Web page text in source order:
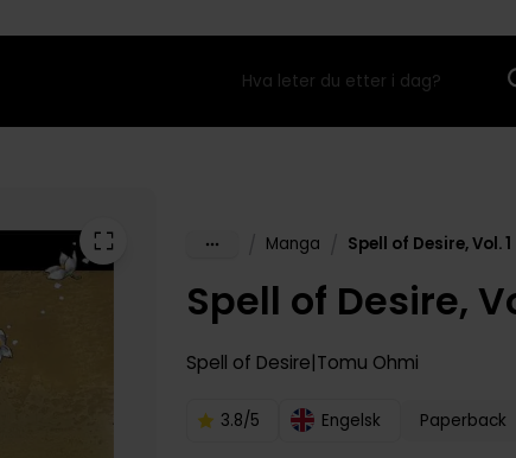
Manga Spell of Desire, Vol. 1
Spell of Desire,
Spell of Desire Tomu Ohmi
3.8/5 Engelsk Paperback